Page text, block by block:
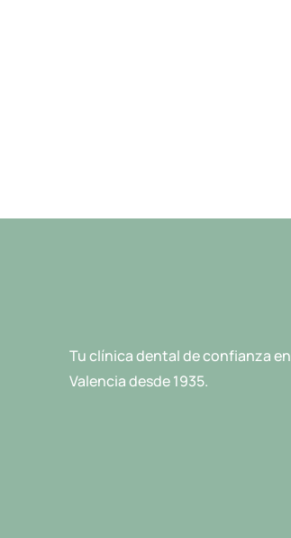
Tu clínica dental de confianza en
Valencia desde 1935.